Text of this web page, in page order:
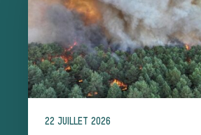
d’une
de
22 JUILLET 2026